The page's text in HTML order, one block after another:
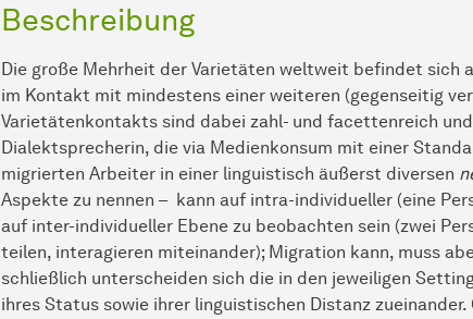
Beschreibung
Die große Mehrheit der Varietäten weltweit befindet sich
im Kontakt mit mindestens einer weiteren (gegenseitig
Varietätenkontakts sind dabei zahl- und facettenreich
Dialektsprecherin, die via Medienkonsum mit einer
migrierten Arbeiter in einer linguistisch äußerst diversen
Aspekte zu nennen – kann auf intra-individueller (eine
auf inter-individueller Ebene zu beobachten sein (zwei
teilen, interagieren miteinander); Migration kann, muss
schließlich unterscheiden sich die in den jeweiligen
ihres Status sowie ihrer linguistischen Distanz